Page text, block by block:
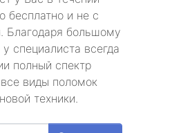
бесплатно и не с
Благодаря большому
специалиста всегда
полный спектр
виды поломок
техники.